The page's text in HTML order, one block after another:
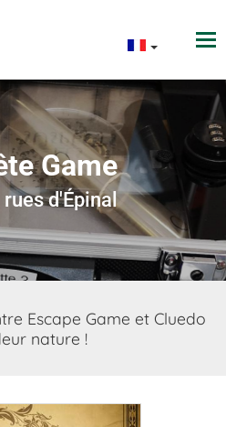
Game
d'Épinal
Escape Game et Cluedo
nature !